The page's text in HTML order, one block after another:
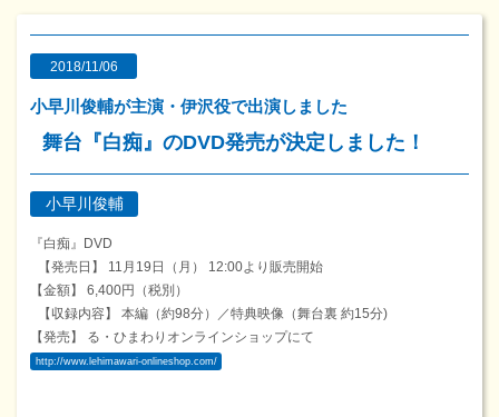
2018/11/06
小早川俊輔が主演・伊沢役で出演しました
舞台『白痴』のDVD発売が決定しました！
小早川俊輔
『白痴』DVD
【発売日】 11月19日（月） 12:00より販売開始
【金額】 6,400円（税別）
【収録内容】 本編（約98分）／特典映像（舞台裏 約15分)
【発売】 る・ひまわりオンラインショップにて
http://www.lehimawari-onlineshop.com/